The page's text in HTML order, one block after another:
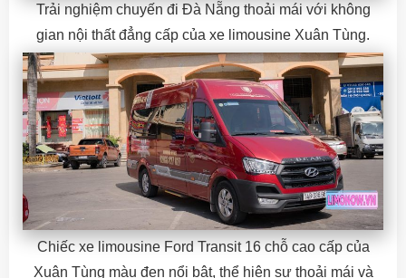
Trải nghiệm chuyến đi Đà Nẵng thoải mái với không
gian nội thất đẳng cấp của xe limousine Xuân Tùng.
Chiếc xe limousine Ford Transit 16 chỗ cao cấp của
Xuân Tùng màu đen nổi bật, thể hiện sự thoải mái và